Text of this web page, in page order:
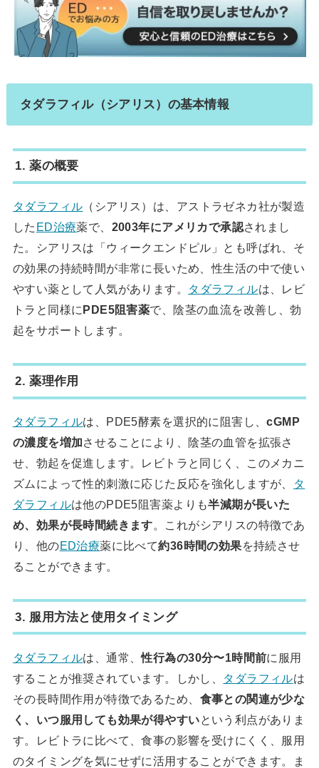
タダラフィル（シアリス）の基本情報
1. 薬の概要
タダラフィル （シアリス）は、アストラゼネカ社が製造
した ED治療薬で、 2003年にアメリカで承認されまし
た。シアリスは「ウィークエンドピル」とも呼ばれ、そ
の効果の持続時間が非常に長いため、性生活の中で使い
やすい薬として人気があります。
タダラフィルは、レビ
トラと同様にPDE5阻害薬で、陰茎の血流を改善し、勃
起をサポートします。
2. 薬理作用
タダラフィルは、PDE5酵素を選択的に阻害し、cGMP
の濃度を増加させることにより、陰茎の血管を拡張さ
せ、勃起を促進します。レビトラと同じく、このメカニ
ズムによって性的刺激に応じた反応を強化しますが、
タ
ダラフィルは他のPDE5阻害薬よりも半減期が長いた
め、効果が長時間続きます。これがシアリスの特徴であ
り、他のED治療薬に比べて約36時間の効果を持続させ
ることができます。
3. 服用方法と使用タイミング
タダラフィルは、通常、性行為の30分〜1時間前に服用
することが推奨されています。しかし、 タダラフィルは
その長時間作用が特徴であるため、 食事との関連が少な
く、いつ服用しても効果が得やすい という利点がありま
す。レビトラに比べて、食事の影響を受けにくく、服用
のタイミングを気にせずに活用することができます。ま